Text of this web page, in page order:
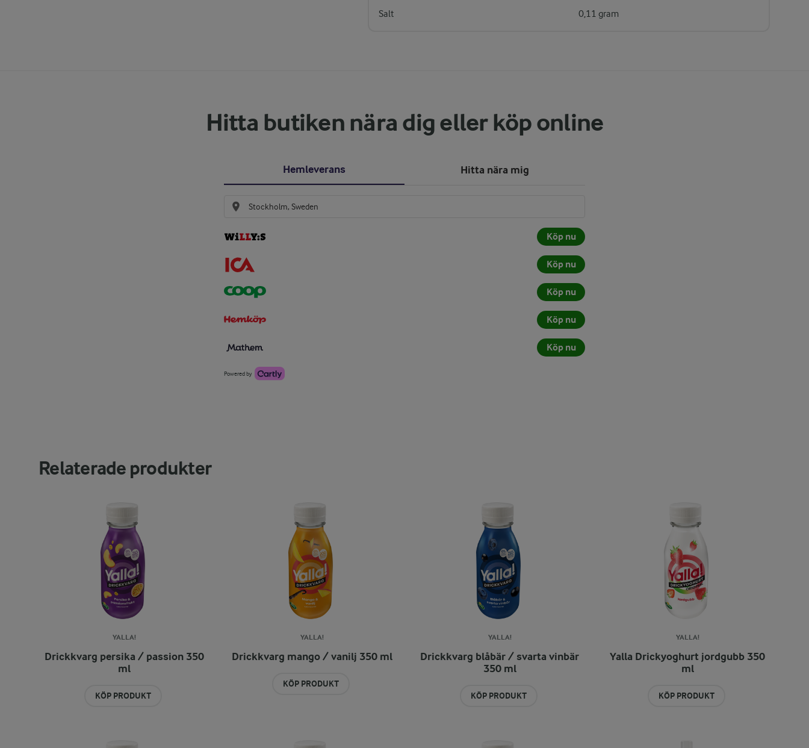
Salt 0,11 gram
Hitta butiken nära dig eller köp online
Hemleverans Hitta nära mig
Köp nu
Köp nu
Köp nu
Köp nu
Köp nu
Powered by
Relaterade produkter
YALLA!
Drickkvarg persika / passion 350
ml
KÖP PRODUKT
YALLA!
Drickkvarg mango / vanilj 350 ml
KÖP PRODUKT
YALLA!
Drickkvarg blåbär / svarta vinbär
350 ml
KÖP PRODUKT
YALLA!
Yalla Drickyoghurt jordgubb 350
ml
KÖP PRODUKT